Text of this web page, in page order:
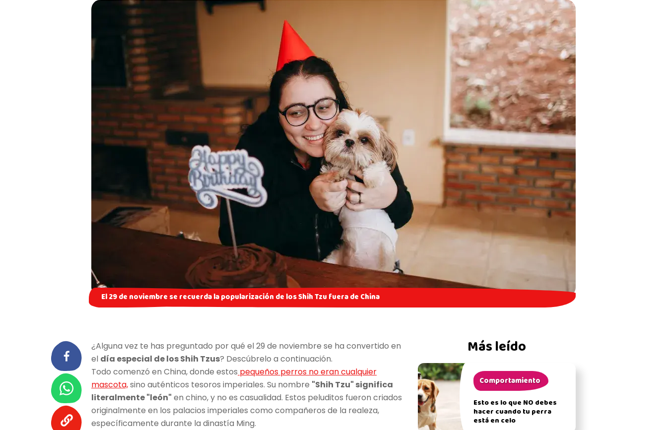
El 29 de noviembre se recuerda la popularización de los Shih Tzu fuera de China
¿Alguna vez te has preguntado por qué el 29 de noviembre se ha convertido en
el día especial de los Shih Tzus? Descúbrelo a continuación.
Todo comenzó en China, donde estos pequeños perros no eran cualquier
mascota,sino auténticos tesoros imperiales. Su nombre "Shih Tzu" significa
literalmente "león" en chino, y no es casualidad. Estos peluditos fueron criados
originalmente en los palacios imperiales como compañeros de la realeza,
específicamente durante la dinastía Ming.
Más leído
Comportamiento
Esto es lo que NO debes
hacer cuando tu perra
está en celo